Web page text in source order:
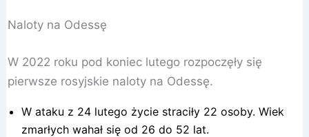
Naloty na Odessę
W 2022 roku pod koniec lutego rozpoczęły się
pierwsze rosyjskie naloty na Odessę.
W ataku z 24 lutego życie straciły 22 osoby. Wiek
zmarłych wahał się od 26 do 52 lat.